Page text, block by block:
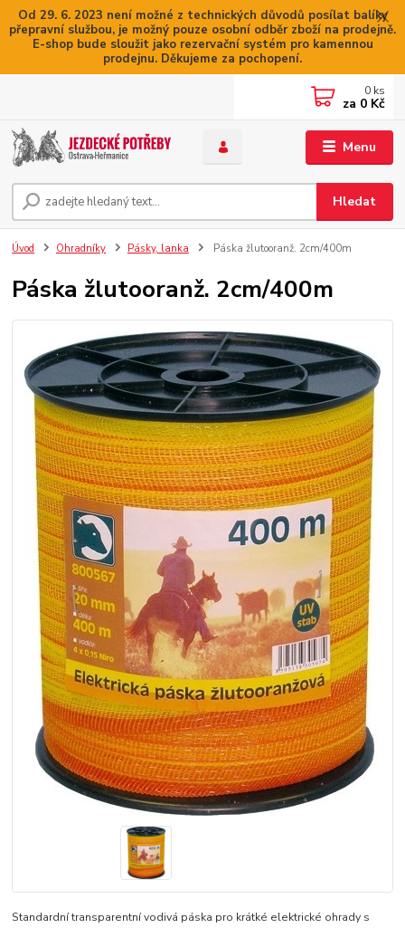
Od 29. 6. 2023 není možné z technických důvodů posílat balíky
přepravní službou, je možný pouze osobní odběr zboží na prodejně.
E-shop bude sloužit jako rezervační systém pro kamennou
prodejnu. Děkujeme za pochopení.
Menu
Hledat
0 ks
za 0 Kč
Úvod Ohradníky Pásky, lanka Páska žlutooranž. 2cm/400m
Páska žlutooranž. 2cm/400m
Standardní transparentní vodivá páska pro krátké elektrické ohrady s